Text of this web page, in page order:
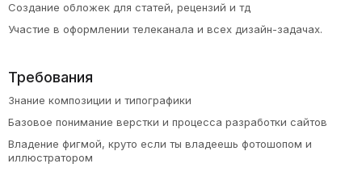
Создание обложек для статей, рецензий и тд
Участие в оформлении телеканала и всех дизайн-задачах.
Требования
Знание композиции и типографики
Базовое понимание верстки и процесса разработки сайтов
Владение фигмой, круто если ты владеешь фотошопом и
иллюстратором